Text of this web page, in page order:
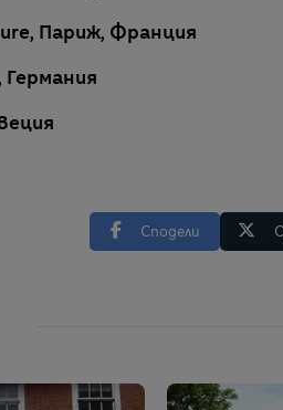
Париж, Франция
Германия
Сподели